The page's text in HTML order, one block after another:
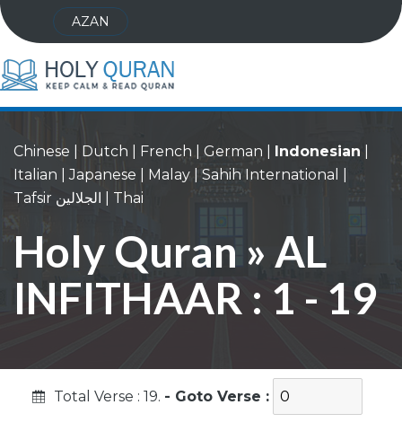
AZAN
Chinese Dutch French German Indonesian
Italian |Japanese Malay Sahih International
Tafsir الجلالين
Thai
Holy Quran » AL
INFITHAAR : 1 - 19
Total Verse : 19. - Goto Verse :